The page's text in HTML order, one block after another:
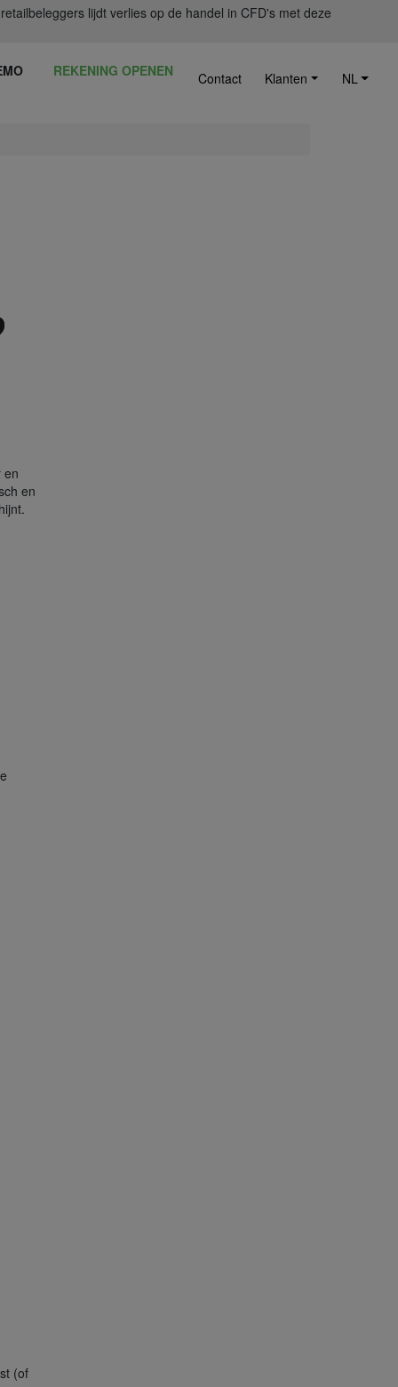
lijdt verlies op de handel in CFD's met deze
REKENING OPENEN Contact Klanten NL
en
en
(of